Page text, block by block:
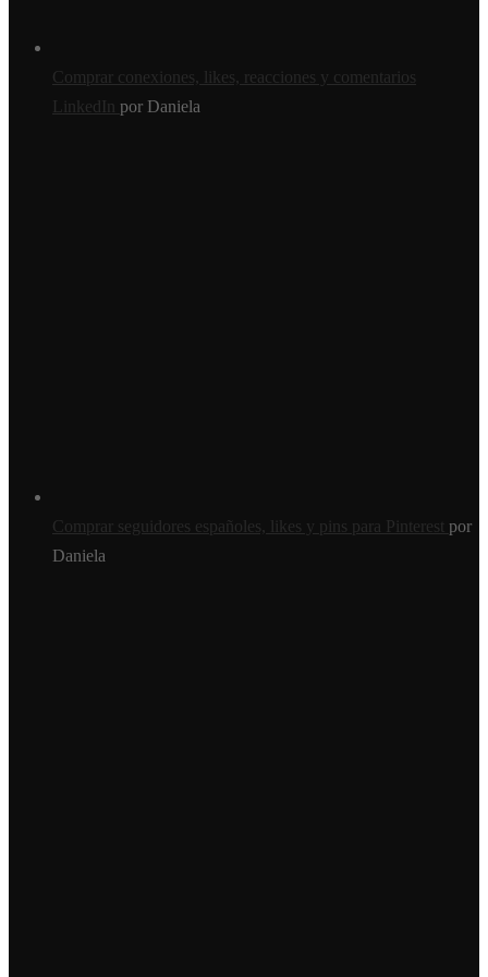
Comprar conexiones, likes, reacciones y comentarios
LinkedIn
por Daniela
Comprar seguidores españoles, likes y pins para Pinterest por
Daniela